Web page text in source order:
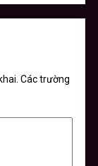
Các trường